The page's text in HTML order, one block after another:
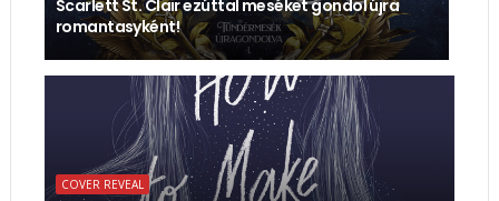
Scarlett St. Clair ezúttal meséket gondol újra
romantasyként!
COVER REVEAL